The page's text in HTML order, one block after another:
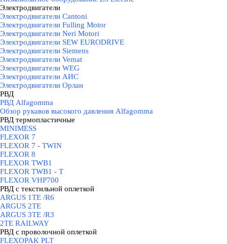
Электродвигатели
Электродвигатели Cantoni
Электродвигатели Fulling Motor
Электродвигатели Neri Motori
Электродвигатели SEW EURODRIVE
Электродвигатели Siemens
Электродвигатели Vemat
Электродвигатели WEG
Электродвигатели АИС
Электродвигатели Орлан
РВД
РВД Alfagomma
Обзор рукавов высокого давления Alfagomma
РВД термопластичные
MINIMESS
FLEXOR 7
FLEXOR 7 - TWIN
FLEXOR 8
FLEXOR TWB1
FLEXOR TWB1 - T
FLEXOR VHP700
РВД с текстильной оплеткой
ARGUS 1TE /R6
ARGUS 2TЕ
ARGUS 3TE /R3
2TE RAILWAY
РВД с проволочной оплеткой
FLEXOPAK PLT